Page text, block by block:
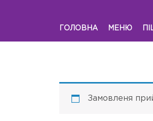
ГОЛОВНА МЕНЮ
Замовленя